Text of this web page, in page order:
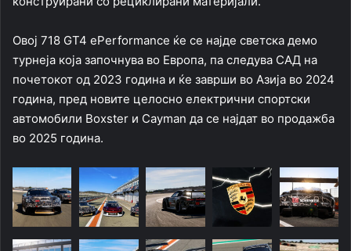
Овој 718 GT4 ePerformance ќе се најде светска демо
турнеја која започнува во Европа, па следува САД на
почетокот од 2023 година и ќе заврши во Азија во 2024
година, пред новите целосно електрични спортски
автомобили Boxster и Cayman да се најдат во продажба
во 2025 година.